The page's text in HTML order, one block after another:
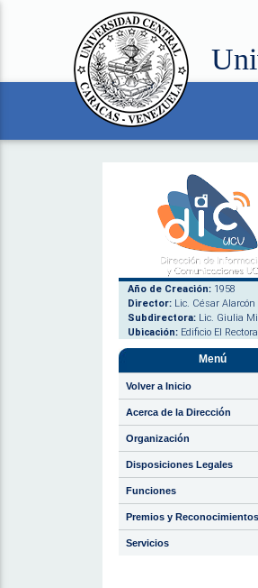
Año de Creación: 1958
Director: Lic. César Alarcón
Subdirectora: Lic. Giulia
Ubicación: Edificio El
Menú
Volver a Inicio
Acerca de la Dirección
Organización
Disposiciones Legales
Funciones
Premios y Reconocimientos
Servicios